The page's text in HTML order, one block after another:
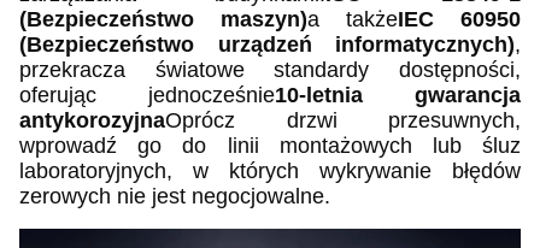
(Bezpieczeństwo maszyn)a takżeIEC 60950
(Bezpieczeństwo urządzeń informatycznych),
przekracza światowe standardy dostępności,
oferując jednocześnie10-letnia gwarancja
antykorozyjnaOprócz drzwi przesuwnych,
wprowadź go do linii montażowych lub śluz
laboratoryjnych, w których wykrywanie błędów
zerowych nie jest negocjowalne.